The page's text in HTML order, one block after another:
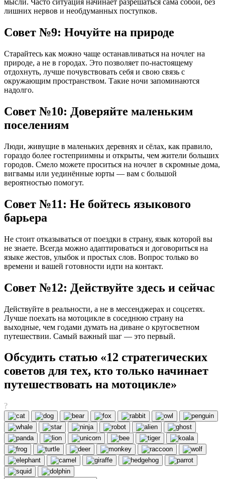
мысли. Часто ситуация начинает разрешаться сама собой, без
лишних нервов и необдуманных поступков.
Совет №9: Ночуйте на природе
Старайтесь как можно чаще останавливаться на ночлег на
природе, а не в городах. Это позволяет по-настоящему
отдохнуть, лучше почувствовать себя и свою связь с
окружающим пространством. Такие ночи запоминаются
надолго.
Совет №10: Доверяйте маленьким
поселениям
Люди, живущие в маленьких деревнях и сёлах, как правило,
гораздо более гостеприимны и открыты, чем жители больших
городов. Смело можете проситься на ночлег в скромные дома,
вигвамы или уединённые юрты — вам с большой
вероятностью помогут.
Совет №11: Не бойтесь языкового
барьера
Не стоит отказываться от поездки в страну, язык которой вы
не знаете. Всегда можно адаптироваться и договориться на
языке жестов, улыбок и простых слов. Вопрос только во
времени и вашей готовности идти на контакт.
Совет №12: Действуйте здесь и сейчас
Действуйте в реальности, а не в мессенджерах и соцсетях.
Лучше поехать на мотоцикле в соседнюю страну на
выходные, чем годами думать на диване о кругосветном
путешествии. Самый важный шаг — это первый.
Обсудить статью «12 стратегических
советов для тех, кто только начинает
путешествовать на мотоцикле»
?